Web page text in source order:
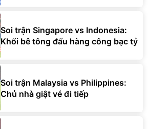
Soi trận Singapore vs Indonesia:
Khối bê tông đấu hàng công bạc tỷ
Soi trận Malaysia vs Philippines:
Chủ nhà giật vé đi tiếp